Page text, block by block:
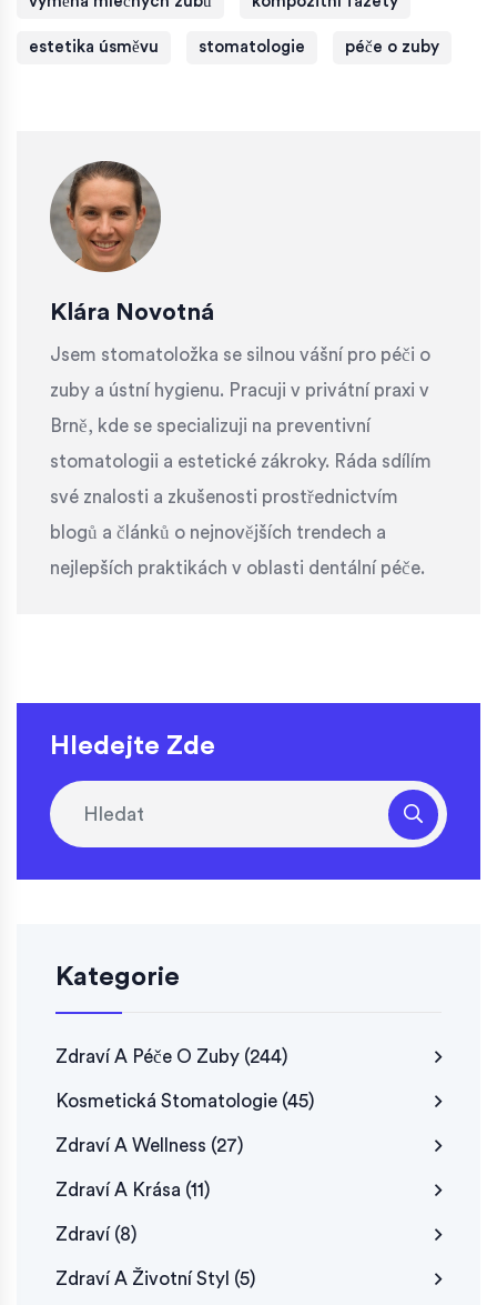
estetika úsměvu stomatologie péče o zuby
Klára Novotná
Jsem stomatoložka se silnou vášní pro péči o
zuby a ústní hygienu. Pracuji v privátní praxi v
Brně, kde se specializuji na preventivní
stomatologii a estetické zákroky. Ráda sdílím
své znalosti a zkušenosti prostřednictvím
blogů a článků o nejnovějších trendech a
nejlepších praktikách v oblasti dentální péče.
Hledejte Zde
Kategorie
Zdraví A Péče O Zuby (244)
Kosmetická Stomatologie (45)
Zdraví A Wellness (27)
Zdraví A Krása (11)
Zdraví (8)
Zdraví A Životní Styl (5)